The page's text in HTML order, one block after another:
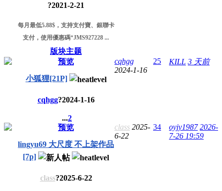
?2021-2-21
每月最低5.88$，支持支付寶、銀聯卡
支付，使用優惠碼“JMS927228 ...
版块主题
预览
小狐狸[21P]
cqhgg?2024-1-16
...2
cqhgg
2024-1-16
25 KILL 3 天前
预览
lingyu69 大尺度 不上架作品
[7p]
class?2025-6-22
class 2025-
6-22
34 oyjy1987 2026-
7-26 19:59